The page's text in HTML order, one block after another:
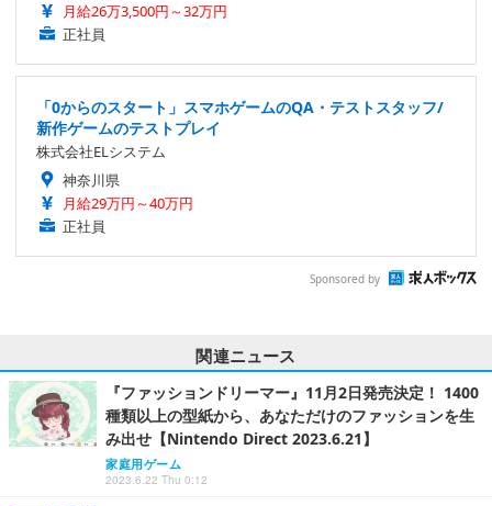
月給26万3,500円～32万円
正社員
「0からのスタート」スマホゲームのQA・テストスタッフ/
新作ゲームのテストプレイ
株式会社ELシステム
神奈川県
月給29万円～40万円
正社員
Sponsored by
関連ニュース
『ファッションドリーマー』11月2日発売決定！ 1400
種類以上の型紙から、あなただけのファッションを生
み出せ【Nintendo Direct 2023.6.21】
家庭用ゲーム
2023.6.22 Thu 0:12